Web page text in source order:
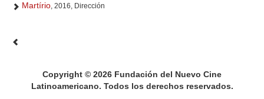
Martírio, 2016, Dirección
Copyright © 2026 Fundación del Nuevo Cine
Latinoamericano. Todos los derechos reservados.